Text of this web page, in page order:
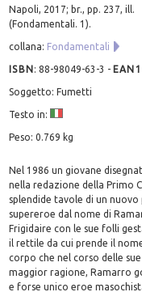
Napoli, 2017; br., pp. 237, ill.
(Fondamentali. 1).
collana: Fondamentali
ISBN:88-98049-63-3 -
Soggetto: Fumetti
Testo in:
Peso: 0.769 kg
Nel 1986 un giovane
nella redazione della Primo
splendide tavole di un
supereroe dal nome di
Frigidaire con le sue folli
il rettile da cui prende il
corpo che nel corso delle
maggior ragione, Ramarro
e forse unico eroe